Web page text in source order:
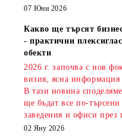
07 Юни 2026
Какво ще търсят
- практични
обекти
2026 г. започва с нов
визия, ясна
В тази новина
ще бъдат все по-
заведения и офиси през
02 Яну 2026